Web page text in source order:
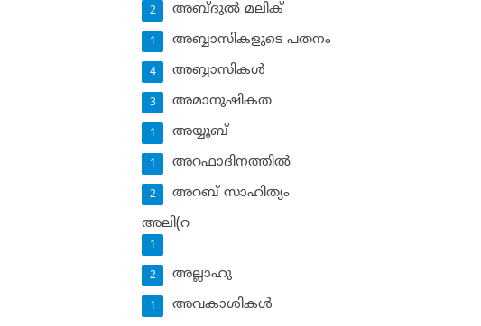
അബ്ദുല്‍ മലിക്‌
2
അബ്ബാസികളുടെ പതനം
1
അബ്ബാസികള്‍
4
അമാനുഷികത
3
അയ്യൂബ്‌
1
അറഫാദിനത്തില്‍
1
അറബ് സാഹിത്യം
2
അലി(റ
1
അല്ലാഹു
2
അവകാശികള്‍
1